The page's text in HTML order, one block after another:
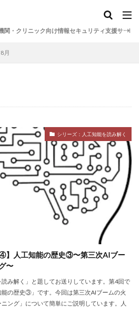
関・クリニック向け情報セキュリティ支援サービ
8月
シリーズ：人工知能を読み解く
④】人工知能の歴史③〜第三次AIブー
〜
み解く」と題してお送りしています。第4回で
の歴史③」です。今回は第三次AIブームの火
ング」について簡単にご説明しています。人